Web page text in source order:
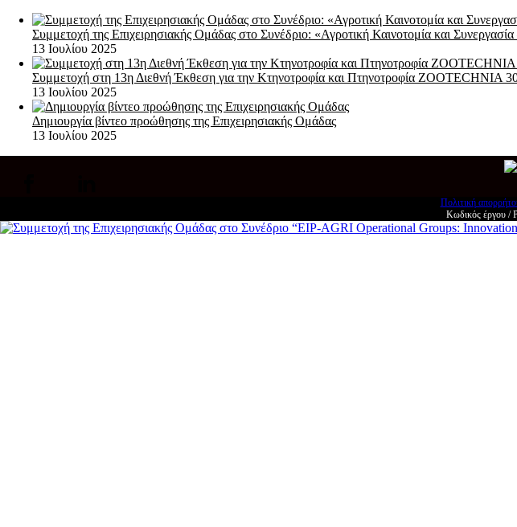
Συμμετοχή της Επιχειρησιακής Ομάδας στο Συνέδριο: «Αγροτική Καινοτομία και
13 Ιουλίου 2025
Συμμετοχή στη 13η Διεθνή Έκθεση για την Κτηνοτροφία και Πτηνοτροφία
13 Ιουλίου 2025
Δημιουργία βίντεο προώθησης της Επιχειρησιακής Ομάδας
13 Ιουλίου 2025
Πολιτική
Κωδικός έργου